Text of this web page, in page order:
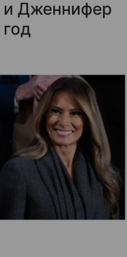
Дженнифер